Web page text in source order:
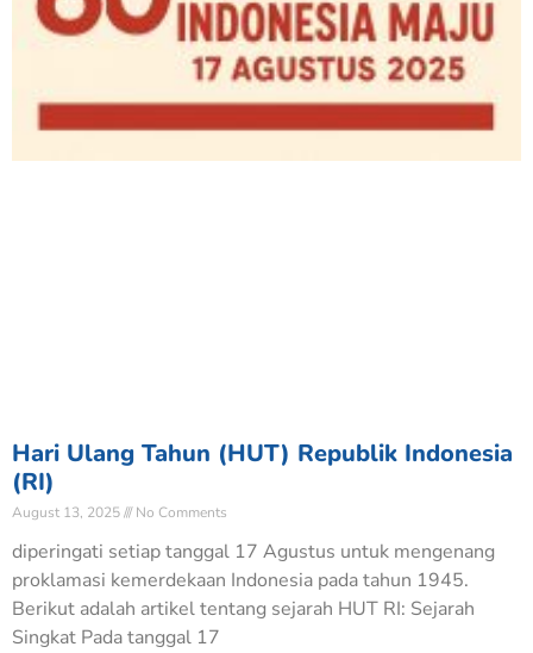
Hari Ulang Tahun (HUT) Republik Indonesia
(RI)
August 13, 2025 No Comments
diperingati setiap tanggal 17 Agustus untuk mengenang
proklamasi kemerdekaan Indonesia pada tahun 1945.
Berikut adalah artikel tentang sejarah HUT RI: Sejarah
Singkat Pada tanggal 17